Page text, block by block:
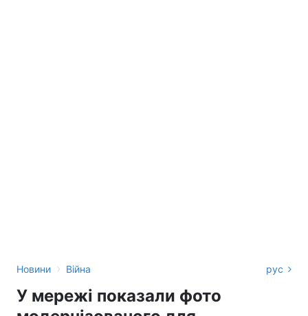
Новини › Війна рус
У мережі показали фото